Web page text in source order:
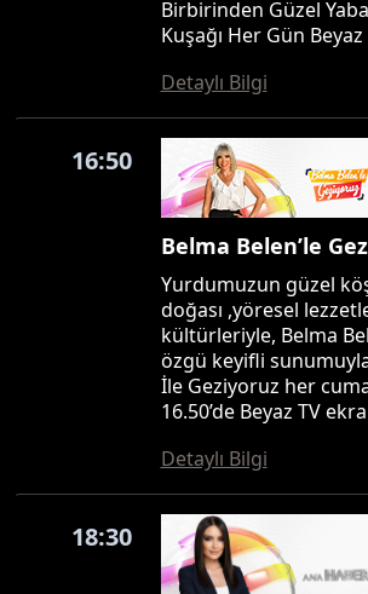
Birbirinden Güzel
Kuşağı Her Gün Beyaz
Detaylı Bilgi
16:50
Belma Belen’le
Yurdumuzun güzel
doğası ,yöresel
kültürleriyle, Belma
özgü keyifli
İle Geziyoruz her
16.50’de Beyaz TV
Detaylı Bilgi
18:30